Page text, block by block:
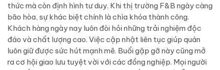
thức mà còn định hình tư duy. Khi thị trường F&B ngày càng
bão hòa, sự khác biệt chính là chìa khóa thành công.
Khách hàng ngày nay luôn đòi hỏi những trải nghiệm độc
đáo và chất lượng cao. Việc cập nhật liên tục giúp quán
luôn giữ được sức hút mạnh mẽ. Buổi gặp gỡ này cũng mở
ra cơ hội giao lưu tuyệt vời với các đồng nghiệp. Mọi người